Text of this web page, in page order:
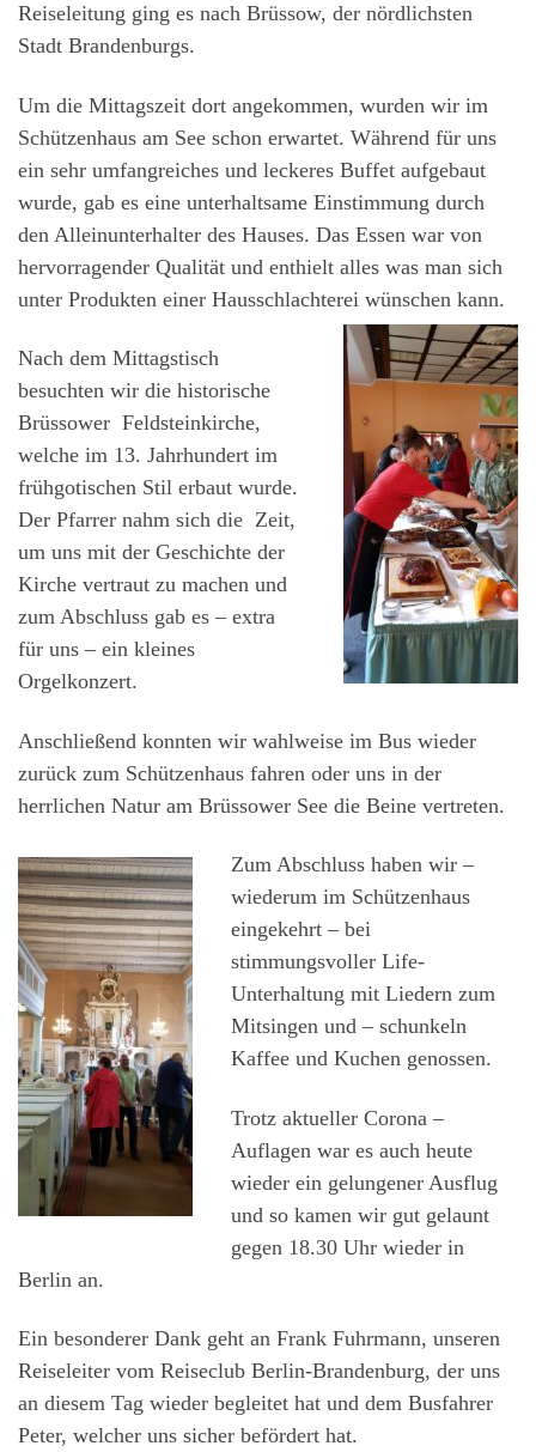
Reiseleitung ging es nach Brüssow, der nördlichsten
Stadt Brandenburgs.
Um die Mittagszeit dort angekommen, wurden wir im
Schützenhaus am See schon erwartet. Während für uns
ein sehr umfangreiches und leckeres Buffet aufgebaut
wurde, gab es eine unterhaltsame Einstimmung durch
den Alleinunterhalter des Hauses. Das Essen war von
hervorragender Qualität und enthielt alles was man sich
unter Produkten einer Hausschlachterei wünschen kann.
Nach dem Mittagstisch
besuchten wir die historische
Brüssower Feldsteinkirche,
welche im 13. Jahrhundert im
frühgotischen Stil erbaut wurde.
Der Pfarrer nahm sich die Zeit,
um uns mit der Geschichte der
Kirche vertraut zu machen und
zum Abschluss gab es – extra
für uns – ein kleines
Orgelkonzert.
Anschließend konnten wir wahlweise im Bus wieder
zurück zum Schützenhaus fahren oder uns in der
herrlichen Natur am Brüssower See die Beine vertreten.
Zum Abschluss haben wir –
wiederum im Schützenhaus
eingekehrt – bei
stimmungsvoller Life-
Unterhaltung mit Liedern zum
Mitsingen und – schunkeln
Kaffee und Kuchen genossen.
Trotz aktueller Corona –
Auflagen war es auch heute
wieder ein gelungener Ausflug
und so kamen wir gut gelaunt
gegen 18.30 Uhr wieder in
Berlin an.
Ein besonderer Dank geht an Frank Fuhrmann, unseren
Reiseleiter vom Reiseclub Berlin-Brandenburg, der uns
an diesem Tag wieder begleitet hat und dem Busfahrer
Peter, welcher uns sicher befördert hat.